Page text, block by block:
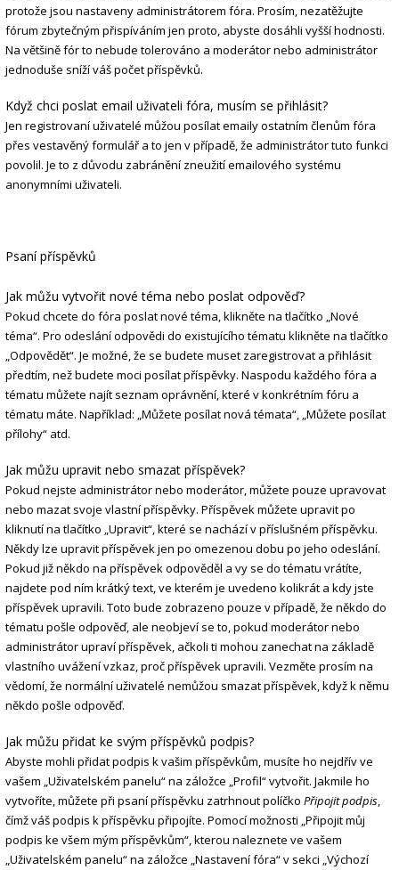
protože jsou nastaveny administrátorem fóra. Prosím, nezatěžujte
fórum zbytečným přispíváním jen proto, abyste dosáhli vyšší hodnosti.
Na většině fór to nebude tolerováno a moderátor nebo administrátor
jednoduše sníží váš počet příspěvků.
Když chci poslat email uživateli fóra, musím se přihlásit?
Jen registrovaní uživatelé můžou posílat emaily ostatním členům fóra
přes vestavěný formulář a to jen v případě, že administrátor tuto funkci
povolil. Je to z důvodu zabránění zneužití emailového systému
anonymními uživateli.
Psaní příspěvků
Jak můžu vytvořit nové téma nebo poslat odpověď?
Pokud chcete do fóra poslat nové téma, klikněte na tlačítko „Nové
téma“. Pro odeslání odpovědi do existujícího tématu klikněte na tlačítko
„Odpovědět“. Je možné, že se budete muset zaregistrovat a přihlásit
předtím, než budete moci posílat příspěvky. Naspodu každého fóra a
tématu můžete najít seznam oprávnění, které v konkrétním fóru a
tématu máte. Například: „Můžete posílat nová témata“, „Můžete posílat
přílohy“ atd.
Jak můžu upravit nebo smazat příspěvek?
Pokud nejste administrátor nebo moderátor, můžete pouze upravovat
nebo mazat svoje vlastní příspěvky. Příspěvek můžete upravit po
kliknutí na tlačítko „Upravit“, které se nachází v příslušném příspěvku.
Někdy lze upravit příspěvek jen po omezenou dobu po jeho odeslání.
Pokud již někdo na příspěvek odpověděl a vy se do tématu vrátíte,
najdete pod ním krátký text, ve kterém je uvedeno kolikrát a kdy jste
příspěvek upravili. Toto bude zobrazeno pouze v případě, že někdo do
tématu pošle odpověď, ale neobjeví se to, pokud moderátor nebo
administrátor upraví příspěvek, ačkoli ti mohou zanechat na základě
vlastního uvážení vzkaz, proč příspěvek upravili. Vezměte prosím na
vědomí, že normální uživatelé nemůžou smazat příspěvek, když k němu
někdo pošle odpověď.
Jak můžu přidat ke svým příspěvků podpis?
Abyste mohli přidat podpis k vašim příspěvkům, musíte ho nejdřív ve
vašem „Uživatelském panelu“ na záložce „Profil“ vytvořit. Jakmile ho
vytvoříte, můžete při psaní příspěvku zatrhnout políčko Připojit podpis,
čímž váš podpis k příspěvku připojíte. Pomocí možnosti „Připojit můj
podpis ke všem mým příspěvkům“, kterou naleznete ve vašem
„Uživatelském panelu“ na záložce „Nastavení fóra“ v sekci „Výchozí